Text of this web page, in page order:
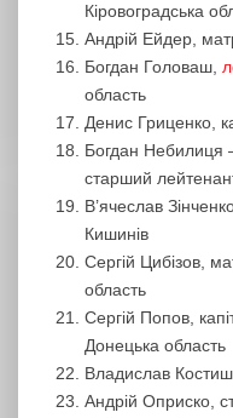
Кіровоградська
Андрій Ейдер,
Богдан Головаш,
область
Денис Гриценко,
Богдан Небилиця
старший
В’ячеслав
Кишинів
Сергій Цибізов,
область
Сергій Попов,
Донецька область
Владислав
Андрій Оприско,